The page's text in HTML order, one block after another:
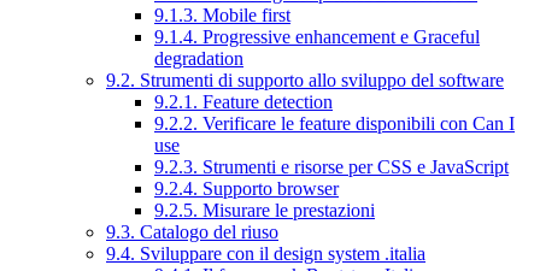
9.1.3. Mobile first
9.1.4. Progressive enhancement e Graceful
degradation
9.2. Strumenti di supporto allo sviluppo del software
9.2.1. Feature detection
9.2.2. Verificare le feature disponibili con Can I
use
9.2.3. Strumenti e risorse per CSS e JavaScript
9.2.4. Supporto browser
9.2.5. Misurare le prestazioni
9.3. Catalogo del riuso
9.4. Sviluppare con il design system .italia